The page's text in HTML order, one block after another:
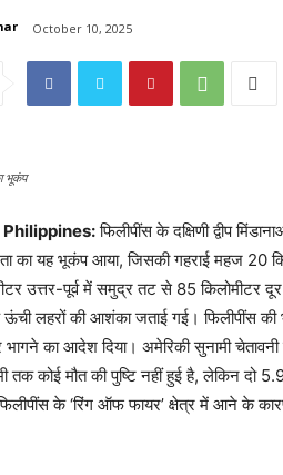
October 10, 2025
भूकंप
फिलीपींस के दक्षिणी द्वीप
का यह भूकंप आया, जिसकी गहराई महज 20
उत्तर-पूर्व में समुद्र तट से 85 किलोमीटर
लहरों की आशंका जताई गई। फिलीपींस की
का आदेश दिया। अमेरिकी सुनामी
तक कोई मौत की पुष्टि नहीं हुई है, लेकिन
के ‘रिंग ऑफ फायर’ क्षेत्र में आने के